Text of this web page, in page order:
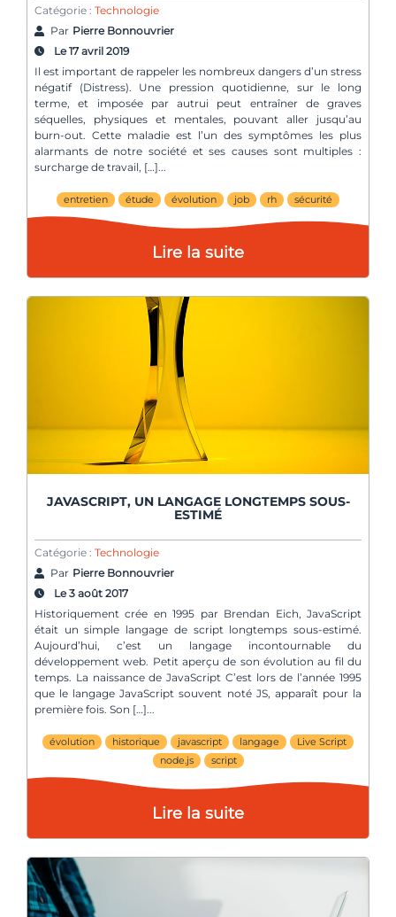
Catégorie : Technologie
Par Pierre Bonnouvrier
Le 17 avril 2019
Il est important de rappeler les nombreux dangers d’un stress
négatif (Distress). Une pression quotidienne, sur le long
terme, et imposée par autrui peut entraîner de graves
séquelles, physiques et mentales, pouvant aller jusqu’au
burn-out. Cette maladie est l’un des symptômes les plus
alarmants de notre société et ses causes sont multiples :
surcharge de travail, […]
entretien étude évolution job rh sécurité
Lire la suite
JAVASCRIPT, UN LANGAGE LONGTEMPS SOUS-
ESTIMÉ
Catégorie : Technologie
Par Pierre Bonnouvrier
Le 3 août 2017
Historiquement crée en 1995 par Brendan Eich, JavaScript
était un simple langage de script longtemps sous-estimé.
Aujourd’hui, c’est un langage incontournable du
développement web. Petit aperçu de son évolution au fil du
temps. La naissance de JavaScript C’est lors de l’année 1995
que le langage JavaScript souvent noté JS, apparaît pour la
première fois. Son […]
évolution historique javascript langage
Live Script
node.js
script
Lire la suite